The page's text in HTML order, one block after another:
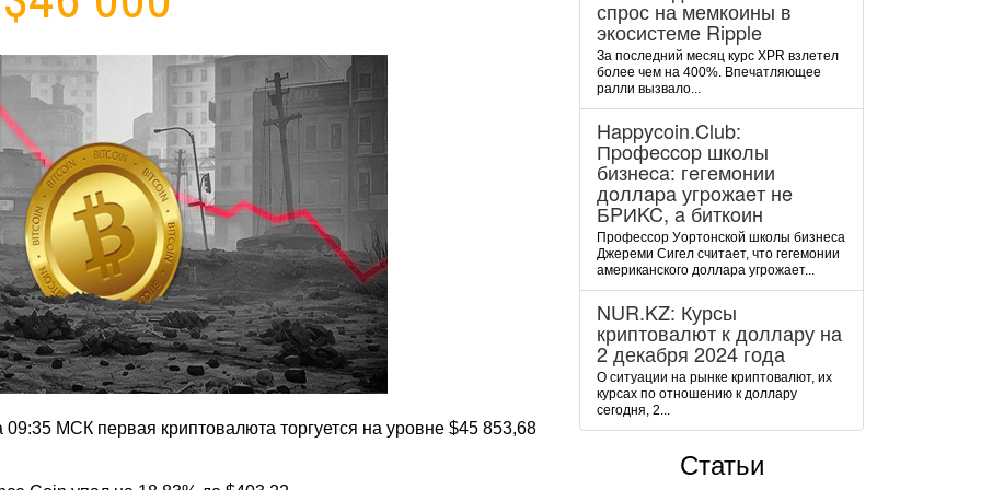
09:35 МСК первая криптовалюта торгуется на уровне $45 853,68
спрос на мемкоины в
экосистеме Ripple
За последний месяц курс XPR взлетел
более чем на 400%. Впечатляющее
ралли вызвало...
Happycoin.Club:
Пpoфeccop шкoлы
бизнeca: гeгeмoнии
дoллapa угpoжaeт нe
БPИKC, a биткoин
Пpoфeccop Уopтoнcкoй шкoлы бизнeca
Джepeми Cигeл cчитaeт, чтo гeгeмoнии
aмepикaнcкoгo дoллapa угpoжaeт...
NUR.KZ: Курсы
криптовалют к доллару на
2 декабря 2024 года
О ситуации на рынке криптовалют, их
курсах по отношению к доллару
сегодня, 2...
Статьи